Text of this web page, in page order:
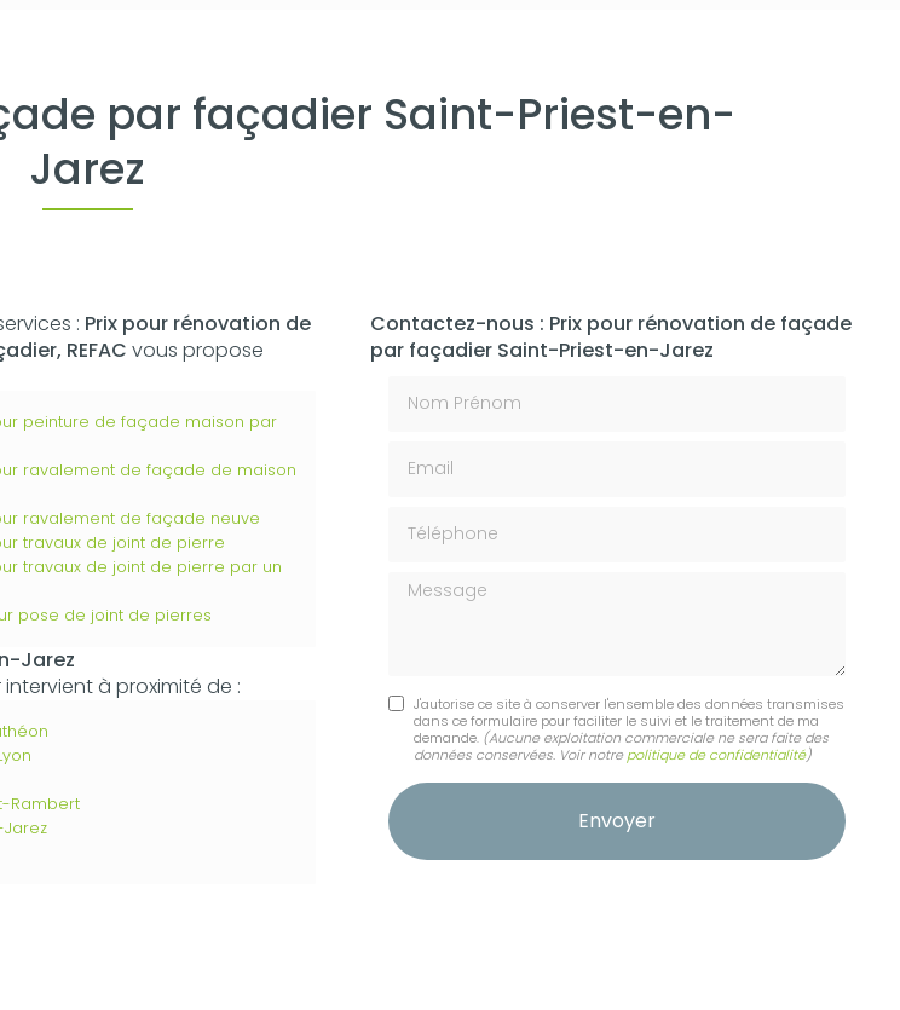
par façadier Saint-Priest-en-
Jarez
: Prix pour rénovation de
REFAC vous propose
peinture de façade maison par
ravalement de façade de maison
ravalement de façade neuve
travaux de joint de pierre
travaux de joint de pierre par un
pose de joint de pierres
Jarez
intervient à proximité de :
Rambert
Contactez-nous : Prix pour rénovation de façade
par façadier Saint-Priest-en-Jarez
Message
J'autorise ce site à conserver l'ensemble des données transmises
dans ce formulaire pour faciliter le suivi et le traitement de ma
demande. (Aucune exploitation commerciale ne sera faite des
données conservées. Voir notre politique de confidentialité)